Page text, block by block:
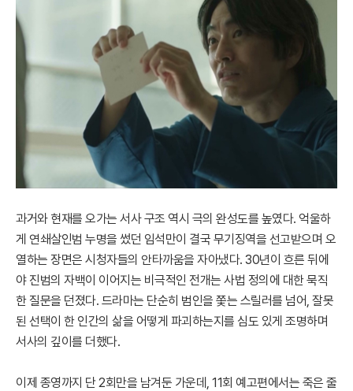
과거와 현재를 오가는 서사 구조 역시 극의 완성도를 높였다. 억울하
게 연쇄살인범 누명을 썼던 임석만이 결국 무기징역을 선고받으며 오
열하는 장면은 시청자들의 안타까움을 자아냈다. 30년이 흐른 뒤에
야 진범의 자백이 이어지는 비극적인 전개는 사법 정의에 대한 묵직
한 질문을 던졌다. 드라마는 단순히 범인을 쫓는 스릴러를 넘어, 잘못
된 선택이 한 인간의 삶을 어떻게 파괴하는지를 심도 있게 조명하며
서사의 깊이를 더했다.
이제 종영까지 단 2회만을 남겨둔 가운데, 11회 예고편에서는 죽은 줄